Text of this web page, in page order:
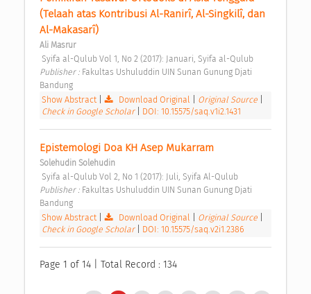
(Telaah atas Kontribusi Al-Ranirî, Al-Singkilî, dan
Al-Makasarî)
Ali Masrur
Syifa al-Qulub Vol 1, No 2 (2017): Januari, Syifa al-Qulub
Publisher : Fakultas Ushuluddin UIN Sunan Gunung Djati
Bandung
Show Abstract| Download Original Original Source
Check in Google Scholar
DOI: 10.15575/saq.v1i2.1431
Epistemologi Doa KH Asep Mukarram
Solehudin Solehudin
Syifa al-Qulub Vol 2, No 1 (2017): Juli, Syifa Al-Qulub
Publisher : Fakultas Ushuluddin UIN Sunan Gunung Djati
Bandung
Show Abstract| Download Original Original Source
Check in Google Scholar
DOI: 10.15575/saq.v2i1.2386
Page 1 of 14 | Total Record : 134